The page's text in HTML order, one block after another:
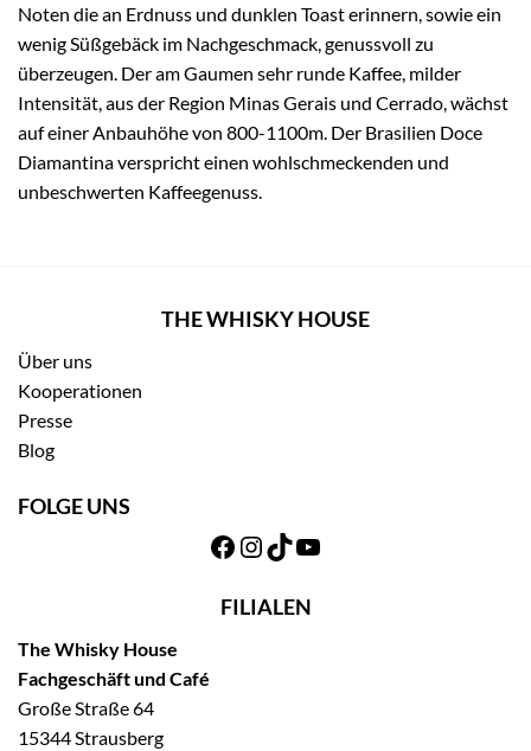
Noten die an Erdnuss und dunklen Toast erinnern, sowie ein
wenig Süßgebäck im Nachgeschmack, genussvoll zu
überzeugen. Der am Gaumen sehr runde Kaffee, milder
Intensität, aus der Region Minas Gerais und Cerrado, wächst
auf einer Anbauhöhe von 800-1100m. Der Brasilien Doce
Diamantina verspricht einen wohlschmeckenden und
unbeschwerten Kaffeegenuss.
THE WHISKY HOUSE
Über uns
Kooperationen
Presse
Blog
FOLGE UNS
Facebook
Instagram
TikTokYouTube
FILIALEN
The Whisky House
Fachgeschäft und Café
Große Straße 64
15344 Strausberg